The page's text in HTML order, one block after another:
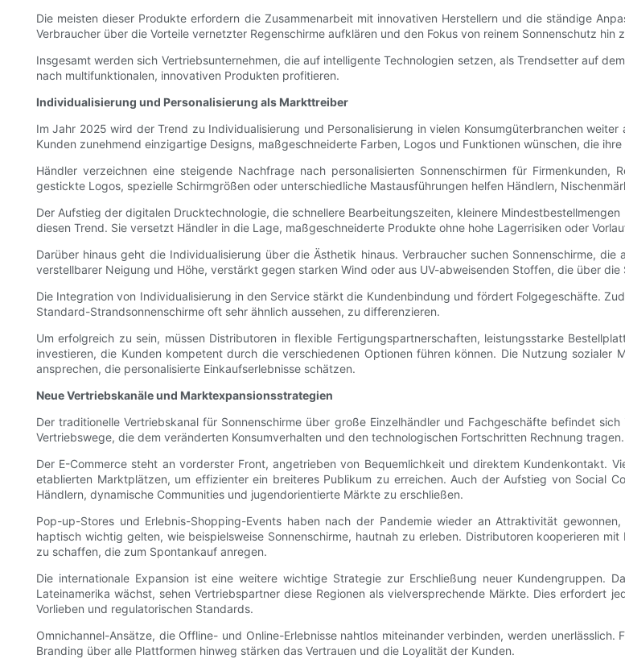
Die meisten dieser Produkte erfordern die Zusammenarbeit mit innovativen Herstellern und die ständige
Verbraucher über die Vorteile vernetzter Regenschirme aufklären und den Fokus von reinem Sonnenschutz
Insgesamt werden sich Vertriebsunternehmen, die auf intelligente Technologien setzen, als Trendsetter auf
nach multifunktionalen, innovativen Produkten profitieren.
Individualisierung und Personalisierung als Markttreiber
Im Jahr 2025 wird der Trend zu Individualisierung und Personalisierung in vielen Konsumgüterbranchen
Kunden zunehmend einzigartige Designs, maßgeschneiderte Farben, Logos und Funktionen wünschen, die
Händler verzeichnen eine steigende Nachfrage nach personalisierten Sonnenschirmen für
gestickte Logos, spezielle Schirmgrößen oder unterschiedliche Mastausführungen helfen Händlern,
Der Aufstieg der digitalen Drucktechnologie, die schnellere Bearbeitungszeiten, kleinere
diesen Trend. Sie versetzt Händler in die Lage, maßgeschneiderte Produkte ohne hohe Lagerrisiken oder
Darüber hinaus geht die Individualisierung über die Ästhetik hinaus. Verbraucher suchen Sonnenschirme,
verstellbarer Neigung und Höhe, verstärkt gegen starken Wind oder aus UV-abweisenden Stoffen, die über
Die Integration von Individualisierung in den Service stärkt die Kundenbindung und fördert Folgegeschäfte.
Standard-Strandsonnenschirme oft sehr ähnlich aussehen, zu differenzieren.
Um erfolgreich zu sein, müssen Distributoren in flexible Fertigungspartnerschaften, leistungsstarke
investieren, die Kunden kompetent durch die verschiedenen Optionen führen können. Die Nutzung sozialer
ansprechen, die personalisierte Einkaufserlebnisse schätzen.
Neue Vertriebskanäle und Marktexpansionsstrategien
Der traditionelle Vertriebskanal für Sonnenschirme über große Einzelhändler und Fachgeschäfte befindet
Vertriebswege, die dem veränderten Konsumverhalten und den technologischen Fortschritten Rechnung tragen.
Der E-Commerce steht an vorderster Front, angetrieben von Bequemlichkeit und direktem Kundenkontakt.
etablierten Marktplätzen, um effizienter ein breiteres Publikum zu erreichen. Auch der Aufstieg von Social
Händlern, dynamische Communities und jugendorientierte Märkte zu erschließen.
Pop-up-Stores und Erlebnis-Shopping-Events haben nach der Pandemie wieder an Attraktivität
haptisch wichtig gelten, wie beispielsweise Sonnenschirme, hautnah zu erleben. Distributoren kooperieren
zu schaffen, die zum Spontankauf anregen.
Die internationale Expansion ist eine weitere wichtige Strategie zur Erschließung neuer Kundengruppen.
Lateinamerika wächst, sehen Vertriebspartner diese Regionen als vielversprechende Märkte. Dies erfordert
Vorlieben und regulatorischen Standards.
Omnichannel-Ansätze, die Offline- und Online-Erlebnisse nahtlos miteinander verbinden, werden
Branding über alle Plattformen hinweg stärken das Vertrauen und die Loyalität der Kunden.